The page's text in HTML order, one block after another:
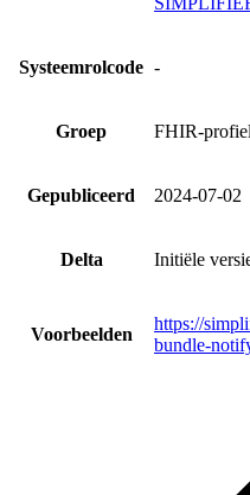
Systeemrolcode -
Groep FHIR-
Gepubliceerd 2024-07-02
Delta Initiële
Voorbeelden
https://
bundle-